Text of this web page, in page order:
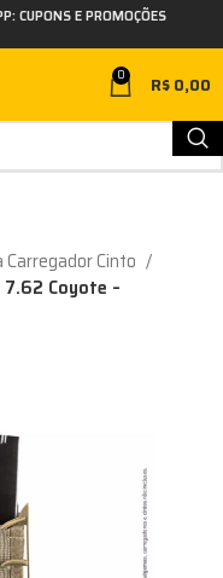
CUPONS E PROMOÇÕES
0 R$0,00
Carregador Cinto
Coyote –